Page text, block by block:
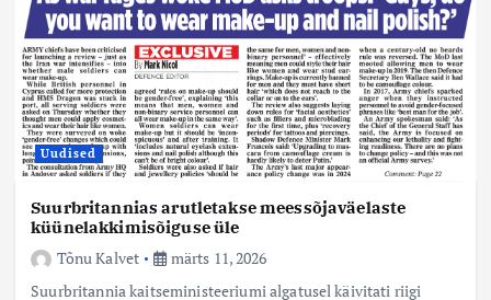
Uudised
Suurbritannias arutletakse meessõjaväelaste
küünelakkimisõiguse üle
Tõnu Kalvet
märts 11, 2026
Suurbritannia kaitseministeeriumi algatusel käivitati riigi